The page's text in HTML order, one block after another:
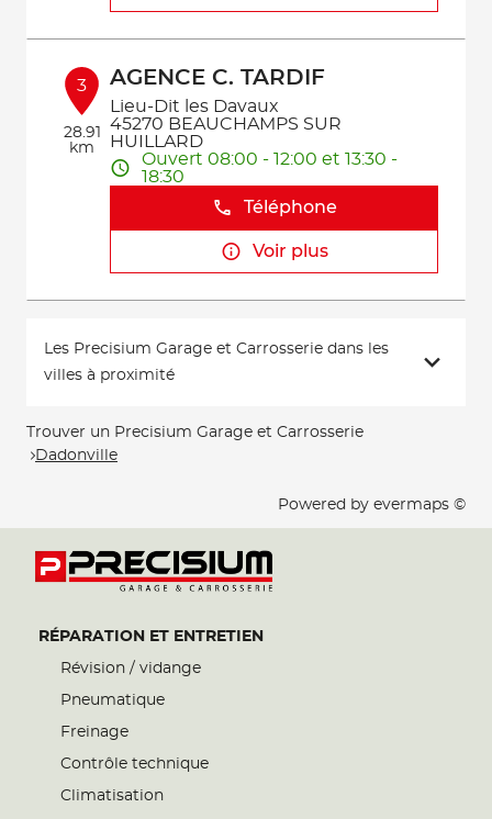
3
28.91
km
AGENCE C. TARDIF
Lieu-Dit les Davaux
45270 BEAUCHAMPS SUR
HUILLARD
Ouvert 08:00 - 12:00 et 13:30 -
18:30
Téléphone
Voir plus
Les Precisium Garage et Carrosserie dans les
villes à proximité
Trouver un Precisium Garage et Carrosserie
Dadonville
Powered by evermaps ©
RÉPARATION ET ENTRETIEN
Révision / vidange
Pneumatique
Freinage
Contrôle technique
Climatisation